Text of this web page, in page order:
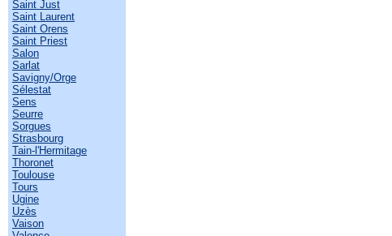
Saint Just
Saint Laurent
Saint Orens
Saint Priest
Salon
Sarlat
Savigny/Orge
Sélestat
Sens
Seurre
Sorgues
Strasbourg
Tain-l'Hermitage
Thoronet
Toulouse
Tours
Ugine
Uzès
Vaison